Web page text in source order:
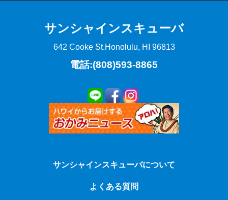
サンシャインスキューバ
642 Cooke St.Honolulu, HI 96813
電話:(808)593-8865
サンシャインスキューバについて
よくある質問